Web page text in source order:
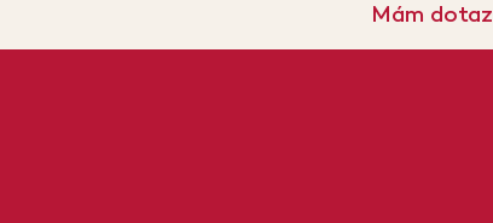
Mám dotaz